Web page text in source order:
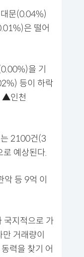
문(0.04%)
은 떨어
을 기
등이 하락
▲인천
는 2100건(3
예상된다.
등 9억 이
국지적으로 가
거래량이
력을 찾기 어